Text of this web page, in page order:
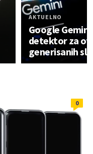
AKTUELNO
Google
detektor za
generisanih
0